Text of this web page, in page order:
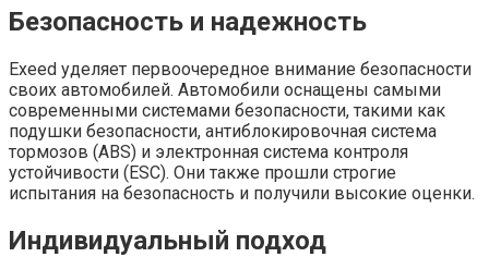
Безопасность и надежность
Exeed уделяет первоочередное внимание безопасности
своих автомобилей. Автомобили оснащены самыми
современными системами безопасности, такими как
подушки безопасности, антиблокировочная система
тормозов (ABS) и электронная система контроля
устойчивости (ESC). Они также прошли строгие
испытания на безопасность и получили высокие оценки.
Индивидуальный подход